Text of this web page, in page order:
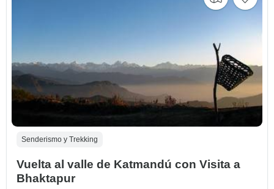
Senderismo y Trekking
Vuelta al valle de Katmandú con Visita a
Bhaktapur